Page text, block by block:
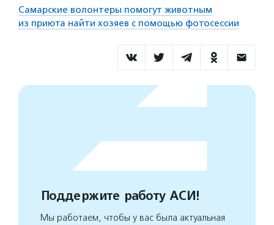
Самарские волонтеры помогут животным
из приюта найти хозяев с помощью фотосессии
Поддержите работу АСИ!
Мы работаем, чтобы у вас была актуальная